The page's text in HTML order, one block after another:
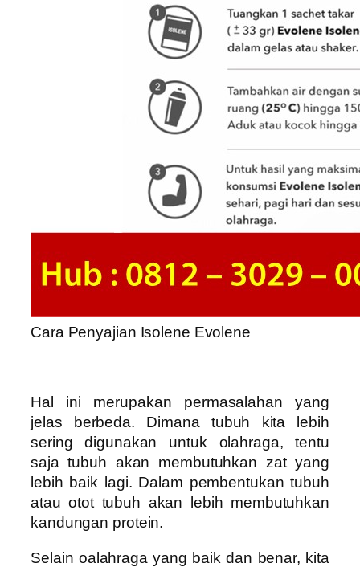
Cara Penyajian Isolene Evolene
Hal ini merupakan permasalahan yang
jelas berbeda. Dimana tubuh kita lebih
sering digunakan untuk olahraga, tentu
saja tubuh akan membutuhkan zat yang
lebih baik lagi. Dalam pembentukan tubuh
atau otot tubuh akan lebih membutuhkan
kandungan protein.
Selain oalahraga yang baik dan benar, kita